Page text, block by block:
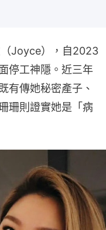
Joyce），自2023
停工神隱。近三年
有傳她秘密產子、
珊則證實她是「病